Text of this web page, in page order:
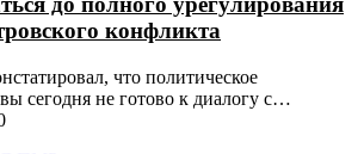
конфликта
что политическое
сегодня не готово к диалогу с